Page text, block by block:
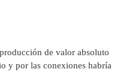
de valor absoluto
y por las conexiones habría